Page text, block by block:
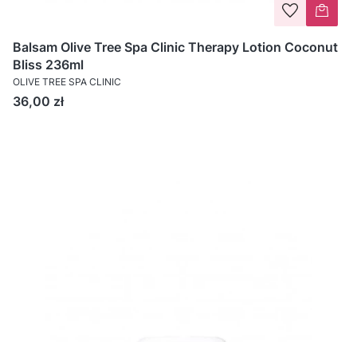
Balsam Olive Tree Spa Clinic Therapy Lotion Coconut
Bliss 236ml
OLIVE TREE SPA CLINIC
Cena
36,00 zł